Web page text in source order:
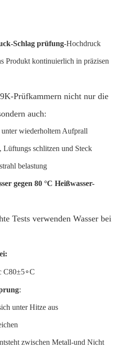
Schlag prüfung-Hochdruck
Produkt kontinuierlich in präzisen
Prüfkammern nicht nur die
auch:
wiederholtem Aufprall
schlitzen und Steck
belastung
gegen 80 °C Heißwasser-
Tests verwenden Wasser bei
C80±5∘C
:
unter Hitze aus
zwischen Metall-und Nicht